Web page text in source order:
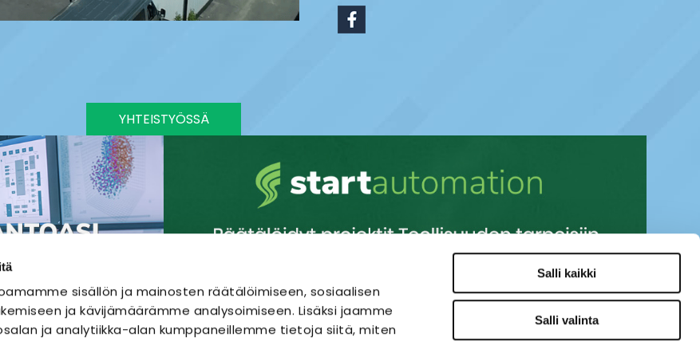
sisällön ja mainosten räätälöimiseen, sosiaalisen
ja kävijämäärämme analysoimiseen. Lisäksi jaamme
ja analytiikka-alan kumppaneillemme tietoja siitä, miten
Salli kaikki
Salli valinta
YHTEISTYÖSSÄ